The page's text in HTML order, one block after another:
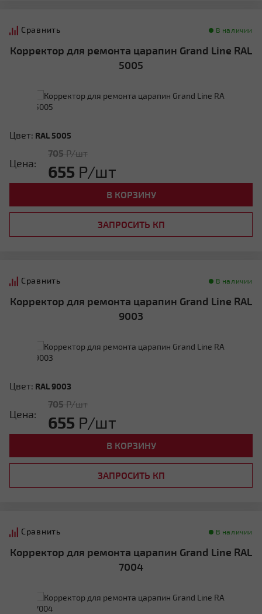
Сравнить В наличии
Корректор для ремонта царапин Grand Line RAL
5005
Цвет: RAL 5005
Цена:
705Р/шт
655 Р/шт
В КОРЗИНУ
ЗАПРОСИТЬ КП
Сравнить В наличии
Корректор для ремонта царапин Grand Line RAL
9003
Цвет: RAL 9003
Цена:
705Р/шт
655 Р/шт
В КОРЗИНУ
ЗАПРОСИТЬ КП
Сравнить В наличии
Корректор для ремонта царапин Grand Line RAL
7004